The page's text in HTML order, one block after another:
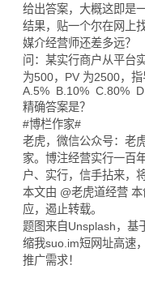
给出答案，大概这即是
结果，贴一个尔在网上
媒介经营师还差多远？
问：某实行商户从平台
为500，PV 为2500，指
A.5% B.10% C.80%
精确答案是？
#博栏作家#
老虎，微信公众号：老
家。博注经营实行一百
户、实行，信手拈来，
本文由 @老虎道经营
应，遏止转载。
题图来自Unsplash，基
缩我suo.im短网址高速
推广需求！